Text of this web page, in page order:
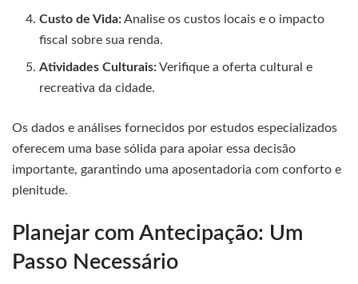
Custo de Vida:Analise os custos locais e o impacto
fiscal sobre sua renda.
Atividades Culturais:Verifique a oferta cultural e
recreativa da cidade.
Os dados e análises fornecidos por estudos especializados
oferecem uma base sólida para apoiar essa decisão
importante, garantindo uma aposentadoria com conforto e
plenitude.
Planejar com Antecipação: Um
Passo Necessário